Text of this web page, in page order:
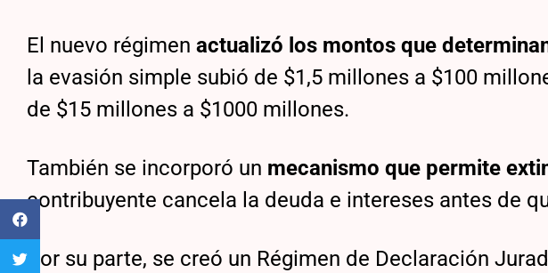
El nuevo régimenactualizó los montos que
la evasión simple subió de $1,5 millones a $100
de $15 millones a $1000 millones.
También se incorporó un mecanismo que permite
contribuyente cancela la deuda e intereses antes de
Por su parte, se creó un Régimen de Declaración